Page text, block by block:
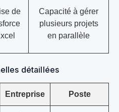
de
Capacité à gérer
plusieurs projets
en parallèle
détaillées
Entreprise Poste